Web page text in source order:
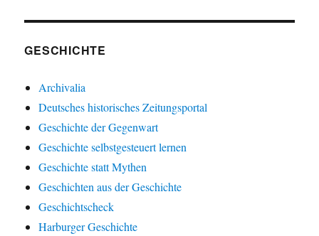
GESCHICHTE
Archivalia
Deutsches historisches Zeitungsportal
Geschichte der Gegenwart
Geschichte selbstgesteuert lernen
Geschichte statt Mythen
Geschichten aus der Geschichte
Geschichtscheck
Harburger Geschichte